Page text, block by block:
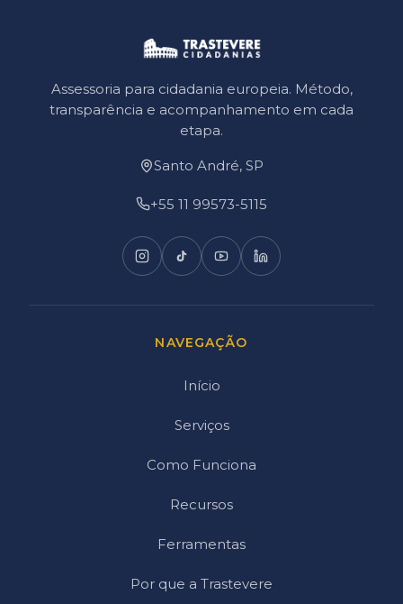
Assessoria para cidadania europeia. Método,
transparência e acompanhamento em cada
etapa.
Santo André, SP
+55 11 99573-5115
NAVEGAÇÃO
Início
Serviços
Como Funciona
Recursos
Ferramentas
Por que a Trastevere